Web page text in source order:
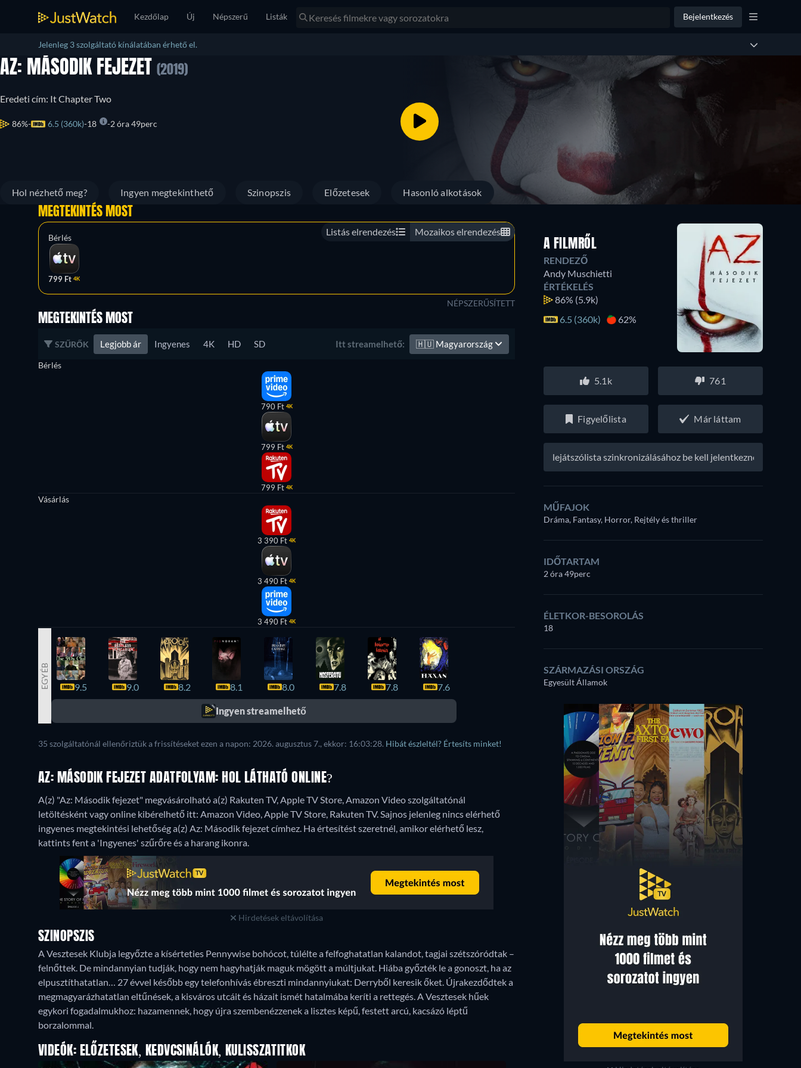
Kezdőlap Új Népszerű Listák Bejelentkezés
Jelenleg 3 szolgáltató kínálatában érhető el.
AZ: MÁSODIK FEJEZET (2019)
Eredeti cím: It Chapter Two
86% 6.5 (360k) 18 2 óra 49perc
Hol nézhető meg? Ingyen megtekinthető Szinopszis Előzetesek Hasonló alkotások
Listás elrendezés Mozaikos elrendezés
MEGTEKINTÉS MOST
Bérlés
799 Ft 4K
NÉPSZERŰSÍTETT
MEGTEKINTÉS MOST
SZŰRŐK Legjobb ár Ingyenes 4K HD SD Itt streamelhető: 🇭🇺 Magyarország
Bérlés
790 Ft 4K
799 Ft 4K
799 Ft 4K
Vásárlás
3 390 Ft 4K
3 490 Ft 4K
3 490 Ft 4K
EGYÉB 9.5 9.0 8.2 8.1 8.0 7.8 7.8 7.6
Ingyen streamelhető
35 szolgáltatónál ellenőriztük a frissítéseket ezen a napon: 2026. augusztus 7., ekkor: 16:03:28. Hibát észleltél? Értesíts minket!
AZ: MÁSODIK FEJEZET ADATFOLYAM: HOL LÁTHATÓ ONLINE?
A(z) "Az: Második fejezet" megvásárolható a(z) Rakuten TV, Apple TV Store, Amazon Video szolgáltatónál
letöltésként vagy online kibérelhető itt: Amazon Video, Apple TV Store, Rakuten TV.Sajnos jelenleg nincs elérhető
ingyenes megtekintési lehetőség a(z) Az: Második fejezet címhez. Ha értesítést szeretnél, amikor elérhető lesz,
kattints fent a 'Ingyenes' szűrőre és a harang ikonra.
Hirdetések eltávolítása
SZINOPSZIS
A Vesztesek Klubja legyőzte a kísérteties Pennywise bohócot, túlélte a felfoghatatlan kalandot, tagjai szétszóródtak –
felnőttek. De mindannyian tudják, hogy nem hagyhatják maguk mögött a múltjukat. Hiába győzték le a gonoszt, ha az
elpusztíthatatlan… 27 évvel később egy telefonhívás ébreszti mindannyiukat: Derryből keresik őket. Újrakezdődtek a
megmagyarázhatatlan eltűnések, a kisváros utcáit és házait ismét hatalmába keríti a rettegés. A Vesztesek hűek
egykori fogadalmukhoz: hazamennek, hogy újra szembenézzenek a lisztes képű, festett arcú, kacsázó léptű
borzalommal.
VIDEÓK: ELŐZETESEK, KEDVCSINÁLÓK, KULISSZATITKOK
A FILMRŐL
RENDEZŐ
Andy Muschietti
ÉRTÉKELÉS
86% (5.9k)
6.5 (360k)
62%
5.1k 761
Figyelőlista Már láttam
A lejátszólista szinkronizálásához be kell jelentkezned
MŰFAJOK
Dráma, Fantasy, Horror, Rejtély és thriller
IDŐTARTAM
2 óra 49perc
ÉLETKOR-BESOROLÁS
18
SZÁRMAZÁSI ORSZÁG
Egyesült Államok